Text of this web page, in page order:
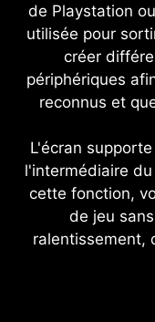
de Playstation
utilisée pour
créer
périphériques
reconnus et
L'écran
l'intermédiaire
cette fonction,
de jeu
ralentissement,